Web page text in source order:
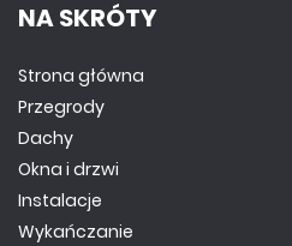
NA SKRÓTY
Strona główna
Przegrody
Dachy
Okna i drzwi
Instalacje
Wykańczanie